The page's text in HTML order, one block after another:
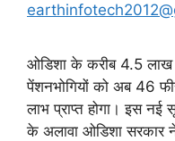
ओडिशा के करीब 4.5 लाख
पेंशनभोगियों को अब 46
लाभ प्राप्त होगा। इस नई
के अलावा ओडिशा सरकार